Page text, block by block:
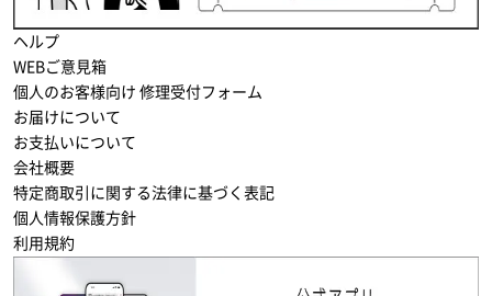
ヘルプ
WEBご意見箱
個人のお客様向け 修理受付フォーム
お届けについて
お支払いについて
会社概要
特定商取引に関する法律に基づく表記
個人情報保護方針
利用規約